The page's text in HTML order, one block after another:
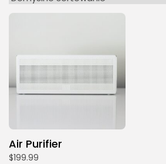
Air Purifier
$199.99